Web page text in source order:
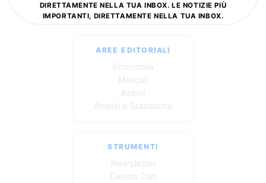
DIRETTAMENTE NELLA TUA INBOX. LE NOTIZIE PIÙ
IMPORTANTI, DIRETTAMENTE NELLA TUA INBOX.
AREE EDITORIALI
Economia
Mercati
Azioni
Analisi e Statistiche
STRUMENTI
Newsletter
Centro Dati